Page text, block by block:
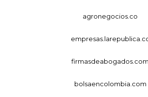
agronegocios.co
firmasdeabogados.com
bolsaencolombia.com